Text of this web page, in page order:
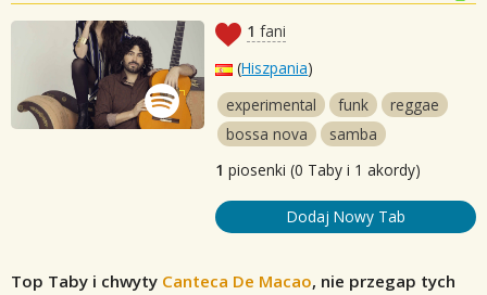
1 fani
(Hiszpania)
experimental
funk
reggae
bossa nova
samba
1 piosenki (0 Taby i 1 akordy)
Dodaj Nowy Tab
Top Taby i chwyty Canteca De Macao, nie przegap tych